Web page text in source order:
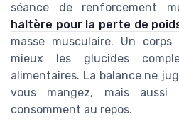
séance de renforcement
haltère pour la perte de
masse musculaire. Un
mieux les glucides
alimentaires. La balance ne
vous mangez, mais
consomment au repos.